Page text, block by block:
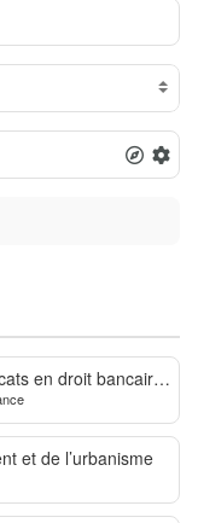
en droit bancaire,
et de l’urbanisme